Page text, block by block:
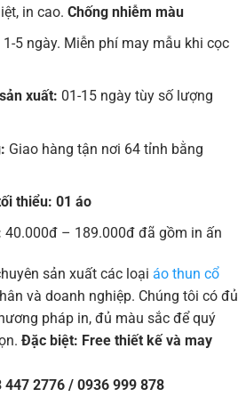
in cao. Chống nhiễm màu
1-5 ngày. Miễn phí may mẫu khi cọc
xuất: 01-15 ngày tùy số lượng
Giao hàng tận nơi 64 tỉnh bằng
thiểu: 01 áo
40.000đ – 189.000đ đã gồm in ấn
sản xuất các loại áo thun cổ
và doanh nghiệp. Chúng tôi có đủ
pháp in, đủ màu sắc để quý
Đặc biệt: Free thiết kế và may
2776 / 0936 999 878